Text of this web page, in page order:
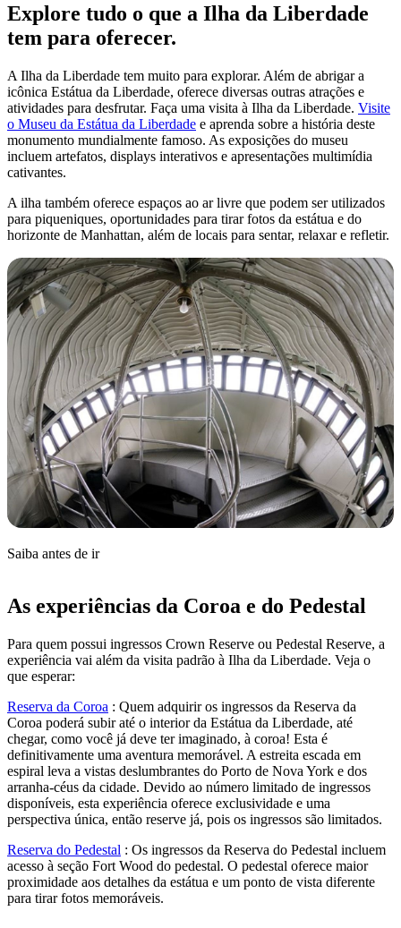
Explore tudo o que a Ilha da Liberdade
tem para oferecer.
A Ilha da Liberdade tem muito para explorar. Além de abrigar a
icônica Estátua da Liberdade, oferece diversas outras atrações e
atividades para desfrutar. Faça uma visita à Ilha da Liberdade. Visite
o Museu da Estátua da Liberdade e aprenda sobre a história deste
monumento mundialmente famoso. As exposições do museu
incluem artefatos, displays interativos e apresentações multimídia
cativantes.
A ilha também oferece espaços ao ar livre que podem ser utilizados
para piqueniques, oportunidades para tirar fotos da estátua e do
horizonte de Manhattan, além de locais para sentar, relaxar e refletir.
Saiba antes de ir
As experiências da Coroa e do Pedestal
Para quem possui ingressos Crown Reserve ou Pedestal Reserve, a
experiência vai além da visita padrão à Ilha da Liberdade. Veja o
que esperar:
Reserva da Coroa : Quem adquirir os ingressos da Reserva da
Coroa poderá subir até o interior da Estátua da Liberdade, até
chegar, como você já deve ter imaginado, à coroa! Esta é
definitivamente uma aventura memorável. A estreita escada em
espiral leva a vistas deslumbrantes do Porto de Nova York e dos
arranha-céus da cidade. Devido ao número limitado de ingressos
disponíveis, esta experiência oferece exclusividade e uma
perspectiva única, então reserve já, pois os ingressos são limitados.
Reserva do Pedestal : Os ingressos da Reserva do Pedestal incluem
acesso à seção Fort Wood do pedestal. O pedestal oferece maior
proximidade aos detalhes da estátua e um ponto de vista diferente
para tirar fotos memoráveis.